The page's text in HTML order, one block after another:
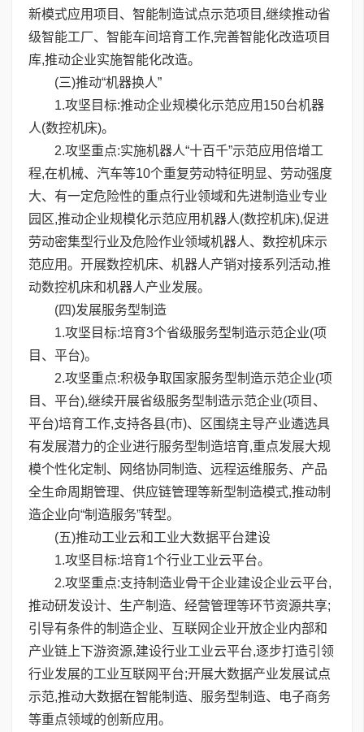
新模式应用项目、智能制造试点示范项目,继续推动省
级智能工厂、智能车间培育工作,完善智能化改造项目
库,推动企业实施智能化改造。
(三)推动“机器换人”
1.攻坚目标:推动企业规模化示范应用150台机器
人(数控机床)。
2.攻坚重点:实施机器人“十百千”示范应用倍增工
程,在机械、汽车等10个重复劳动特征明显、劳动强度
大、有一定危险性的重点行业领域和先进制造业专业
园区,推动企业规模化示范应用机器人(数控机床),促进
劳动密集型行业及危险作业领域机器人、数控机床示
范应用。开展数控机床、机器人产销对接系列活动,推
动数控机床和机器人产业发展。
(四)发展服务型制造
1.攻坚目标:培育3个省级服务型制造示范企业(项
目、平台)。
2.攻坚重点:积极争取国家服务型制造示范企业(项
目、平台),继续开展省级服务型制造示范企业(项目、
平台)培育工作,支持各县(市)、区围绕主导产业遴选具
有发展潜力的企业进行服务型制造培育,重点发展大规
模个性化定制、网络协同制造、远程运维服务、产品
全生命周期管理、供应链管理等新型制造模式,推动制
造企业向“制造服务”转型。
(五)推动工业云和工业大数据平台建设
1.攻坚目标:培育1个行业工业云平台。
2.攻坚重点:支持制造业骨干企业建设企业云平台,
推动研发设计、生产制造、经营管理等环节资源共享;
引导有条件的制造企业、互联网企业开放企业内部和
产业链上下游资源,建设行业工业云平台,逐步打造引领
行业发展的工业互联网平台;开展大数据产业发展试点
示范,推动大数据在智能制造、服务型制造、电子商务
等重点领域的创新应用。